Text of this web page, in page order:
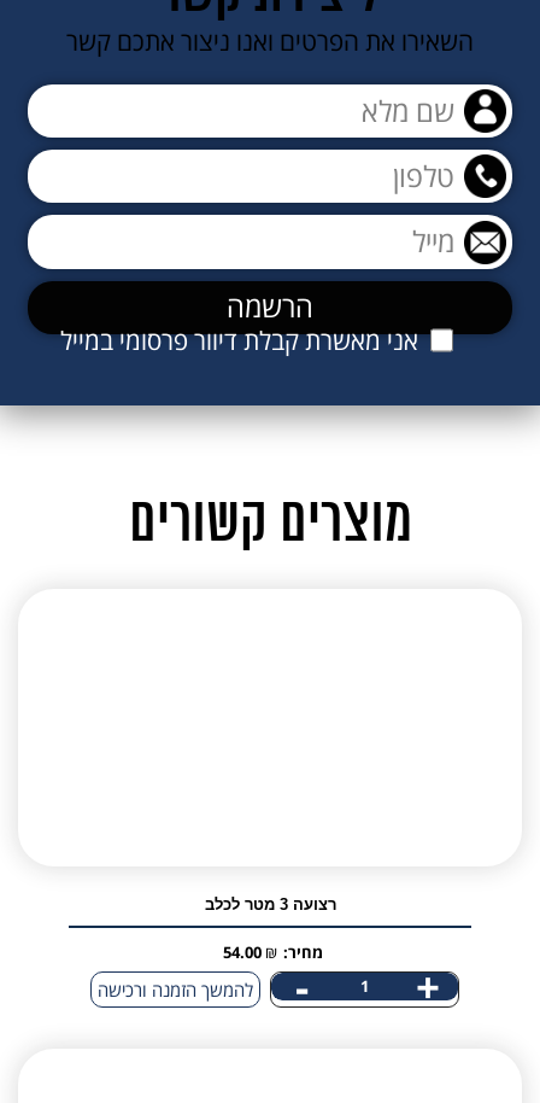
השאירו את הפרטים ואנו ניצור אתכם קשר
אני מאשרת קבלת דיוור פרסומי במייל
מוצרים קשורים
רצועה 3 מטר לכלב
מחיר: 54.00 ₪
+
כמות
של
- להמשך הזמנה ורכישה